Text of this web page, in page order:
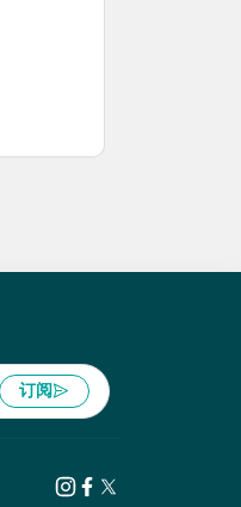
订阅